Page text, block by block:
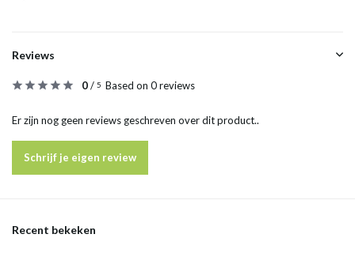
Reviews
0/ 5 Based on 0 reviews
Er zijn nog geen reviews geschreven over dit product..
Schrijf je eigen review
Recent bekeken